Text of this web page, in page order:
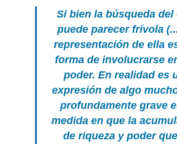
Si bien la búsqueda del
puede parecer frívola
representación de ella
forma de involucrarse
poder. En realidad es
expresión de algo
profundamente grave
medida en que la
de riqueza y poder